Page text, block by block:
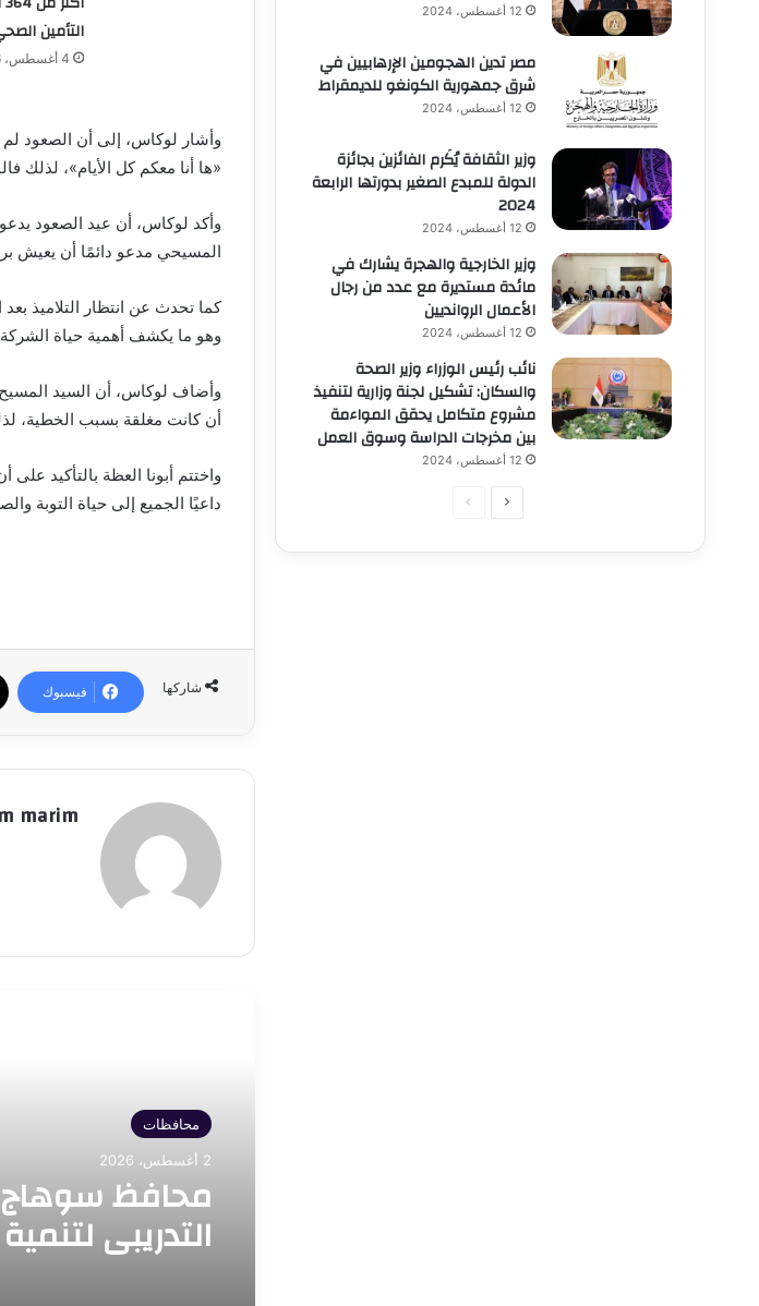
التأمين
4 أغسطس، 2026
وأشار لوكاس، إلى أن الصعود لم
«ها أنا معكم كل الأيام»، لذلك
وأكد لوكاس، أن عيد الصعود يدعو
المسيحي مدعو دائمًا أن يعيش
كما تحدث عن انتظار التلاميذ
وهو ما يكشف أهمية حياة الشركة
وأضاف لوكاس، أن السيد المسيح
أن كانت مغلقة بسبب الخطية،
واختتم أبونا العظة بالتأكيد
داعيًا الجميع إلى حياة التوبة
شاركها فيسبوك
marim
محافظات
2 أغسطس، 2026
محافظ سوهاج
التدريبي
العمل
12 أغسطس، 2024
مصر تدين الهجومين الإرهابيين في
شرق جمهورية الكونغو للديمقراط
12 أغسطس، 2024
وزير الثقافة يُكَرم الفائزين بجائزة
الدولة للمبدع الصغير بدورتها الرابعة
2024
12 أغسطس، 2024
وزير الخارجية والهجرة يشارك في
مائدة مستديرة مع عدد من رجال
الأعمال الروانديين
12 أغسطس، 2024
نائب رئيس الوزراء وزير الصحة
والسكان: تشكيل لجنة وزارية لتنفيذ
مشروع متكامل يحقق المواءمة
بين مخرجات الدراسة وسوق العمل
12 أغسطس، 2024
الصفحةالصفحة